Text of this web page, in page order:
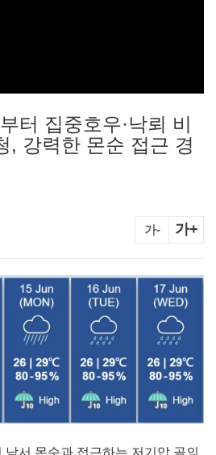
터 집중호우·낙뢰 비
, 강력한 몬순 접근 경
가- 가+
서 몬순과 접근하는 저기압 골의